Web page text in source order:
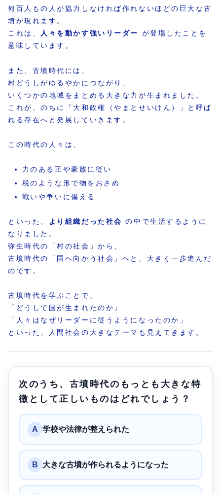
何百人もの人が協力しなければ作れないほどの巨大な古
墳が現れます。
これは、
人々を動かす強いリーダー
が登場したことを
意味しています。
また、古墳時代には、
村どうしがゆるやかにつながり、
いくつかの地域をまとめる大きな力が生まれました。
これが、のちに「大和政権（やまとせいけん）」と呼ば
れる存在へと発展していきます。
この時代の人々は、
力のある王や豪族に従い
税のような形で物をおさめ
戦いや争いに備える
といった、 より組織だった社会 の中で生活するように
なりました。
弥生時代の「村の社会」から、
古墳時代の「国へ向かう社会」へと、大きく一歩進んだ
のです。
古墳時代を学ぶことで、
「どうして国が生まれたのか」
「人々はなぜリーダーに従うようになったのか」
といった、人間社会の大きなテーマも見えてきます。
次のうち、古墳時代のもっとも大きな特
徴として正しいものはどれでしょう？
A 学校や法律が整えられた
B 大きな古墳が作られるようになった